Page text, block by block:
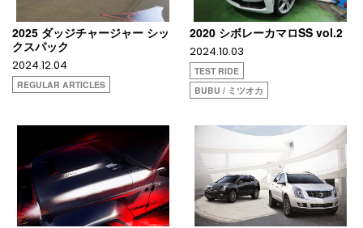
2025 ダッジチャージャー シッ
クスパック
2024.12.04
REGULAR ARTICLES
2020 シボレーカマロSS vol.2
2024.10.03
TEST RIDE
BUBU / ミツオカ